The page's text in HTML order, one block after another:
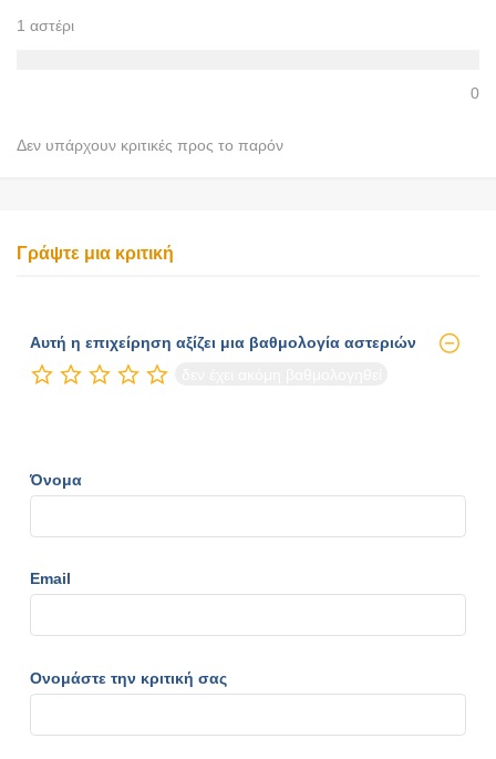
1 αστέρι
0
Δεν υπάρχουν κριτικές προς το παρόν
Γράψτε μια κριτική
Αυτή η επιχείρηση αξίζει μια βαθμολογία αστεριών
Όνομα
Email
Ονομάστε την κριτική σας